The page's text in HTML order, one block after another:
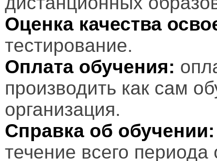
Оценка качества
тестирование.
Оплата обучения:
производить как сам
организация.
Справка об обучении:
течение всего периода